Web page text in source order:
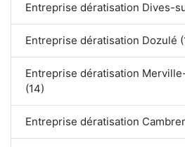
Entreprise dératisation Dives-
Entreprise dératisation Dozulé
Entreprise dératisation
(14)
Entreprise dératisation